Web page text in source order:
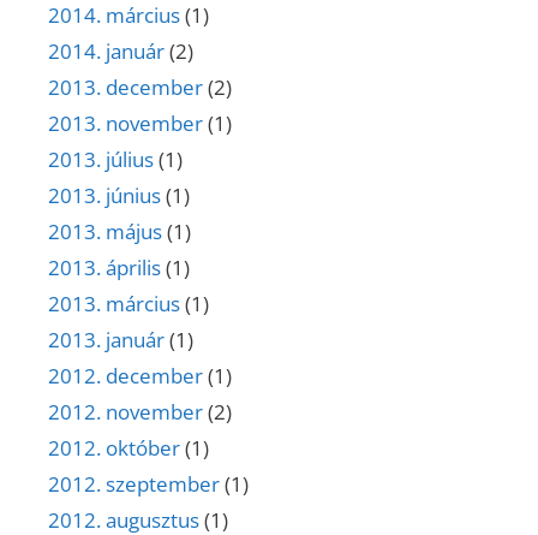
2014. március(1)
2014. január(2)
2013. december(2)
2013. november(1)
2013. július(1)
2013. június(1)
2013. május(1)
2013. április(1)
2013. március(1)
2013. január(1)
2012. december(1)
2012. november(2)
2012. október(1)
2012. szeptember(1)
2012. augusztus(1)